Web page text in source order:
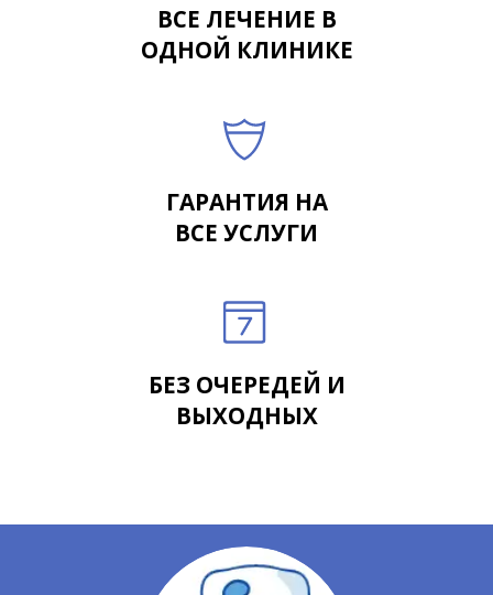
ВСЕ ЛЕЧЕНИЕ В
ОДНОЙ КЛИНИКЕ
ГАРАНТИЯ НА
ВСЕ УСЛУГИ
БЕЗ ОЧЕРЕДЕЙ И
ВЫХОДНЫХ